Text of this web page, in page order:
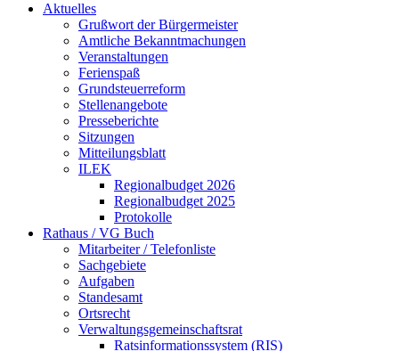
Aktuelles
Grußwort der Bürgermeister
Amtliche Bekanntmachungen
Veranstaltungen
Ferienspaß
Grundsteuerreform
Stellenangebote
Presseberichte
Sitzungen
Mitteilungsblatt
ILEK
Regionalbudget 2026
Regionalbudget 2025
Protokolle
Rathaus / VG Buch
Mitarbeiter / Telefonliste
Sachgebiete
Aufgaben
Standesamt
Ortsrecht
Verwaltungsgemeinschaftsrat
Ratsinformationssystem (RIS)